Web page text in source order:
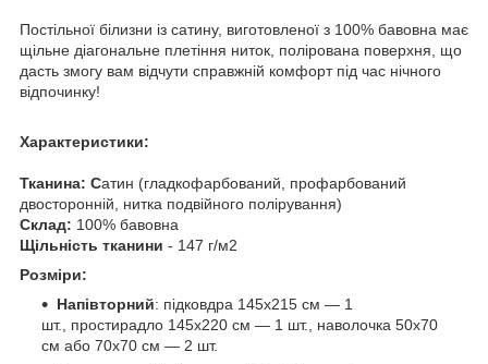
Постільної білизни із сатину, виготовленої з 100% бавовна має
щільне діагональне плетіння ниток, полірована поверхня, що
дасть змогу вам відчути справжній комфорт під час нічного
відпочинку!
Характеристики:
Тканина: Сатин (гладкофарбований, профарбований
двосторонній, нитка подвійного полірування)
Склад: 100% бавовна
Щільність тканини - 147 г/м2
Розміри:
Напівторний: підковдра 145х215 см — 1
шт., простирадло 145х220 см — 1 шт., наволочка 50х70
см або 70х70 см — 2 шт.